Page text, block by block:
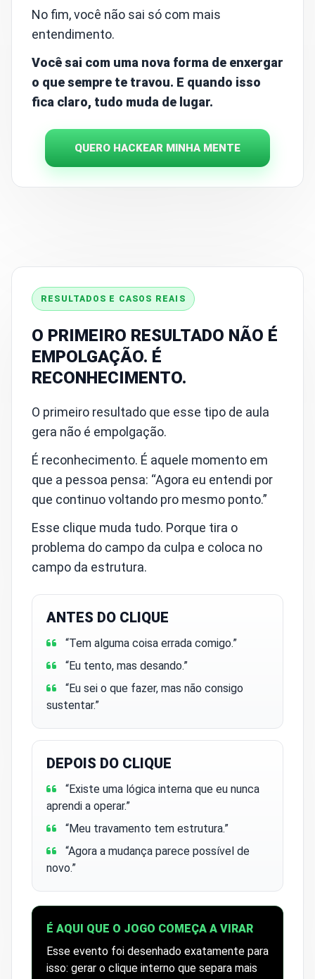
No fim, você não sai só com mais
entendimento.
Você sai com uma nova forma de enxergar
o que sempre te travou. E quando isso
fica claro, tudo muda de lugar.
QUERO HACKEAR MINHA MENTE
RESULTADOS E CASOS REAIS
O PRIMEIRO RESULTADO NÃO É
EMPOLGAÇÃO. É
RECONHECIMENTO.
O primeiro resultado que esse tipo de aula
gera não é empolgação.
É reconhecimento. É aquele momento em
que a pessoa pensa: “Agora eu entendi por
que continuo voltando pro mesmo ponto.”
Esse clique muda tudo. Porque tira o
problema do campo da culpa e coloca no
campo da estrutura.
ANTES DO CLIQUE
“Tem alguma coisa errada comigo.”
“Eu tento, mas desando.”
“Eu sei o que fazer, mas não consigo
sustentar.”
DEPOIS DO CLIQUE
“Existe uma lógica interna que eu nunca
aprendi a operar.”
“Meu travamento tem estrutura.”
“Agora a mudança parece possível de
novo.”
É AQUI QUE O JOGO COMEÇA A VIRAR
Esse evento foi desenhado exatamente para
isso: gerar o clique interno que separa mais